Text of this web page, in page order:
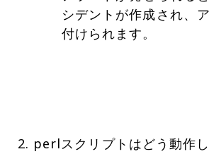
シデントが作成され、
付けられます。
perlスクリプトはどう動作